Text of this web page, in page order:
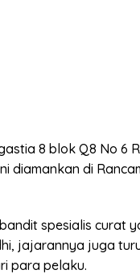
8 blok Q8 No 6
diamankan di
spesialis curat
jajarannya juga
para pelaku.